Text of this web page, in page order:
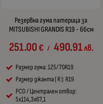
Резервна гума патерица за
MITSUBISHI GRANDIS R19 - 66см
251.00€ / 490.91лв.
Размер гума: 125/70R19
Размер джанта ( R ): R19
PCD / Централен отвор:
5x114,3x67,1